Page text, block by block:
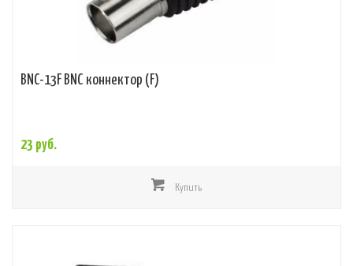
BNC-13F BNC коннектор (F)
23 руб.
Купить